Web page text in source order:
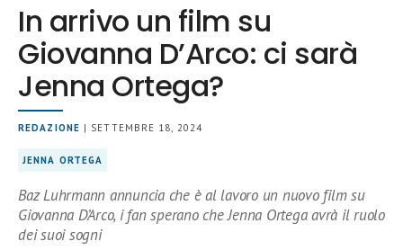
In arrivo un film su
Giovanna D’Arco: ci sarà
Jenna Ortega?
REDAZIONE | SETTEMBRE 18, 2024
JENNA ORTEGA
Baz Luhrmann annuncia che è al lavoro un nuovo film su
Giovanna D’Arco, i fan sperano che Jenna Ortega avrà il ruolo
dei suoi sogni